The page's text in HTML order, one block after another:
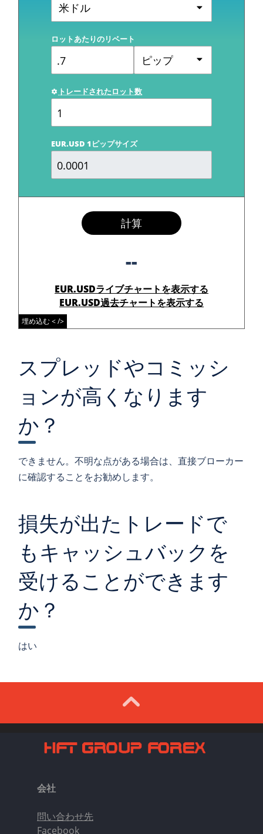
米ドル
ロットあたりのリベート
ピップ
トレードされたロット数
EUR.USD 1ピップサイズ
計算
--
EUR.USDライブチャートを表示する
EUR.USD過去チャートを表示する
埋め込む < />
スプレッドやコミッシ
ョンが高くなります
か？
できません。不明な点がある場合は、直接ブローカー
に確認することをお勧めします。
損失が出たトレードで
もキャッシュバックを
受けることができます
か？
はい
会社
問い合わせ先
Facebook